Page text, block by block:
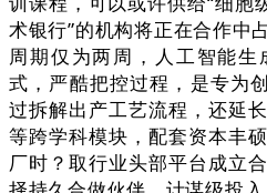
术银行”的机构将正在合作中
周期仅为两周，人工智能
式，严酷把控过程，是专为
过拆解出产工艺流程，还延
等跨学科模块，配套资本丰
厂时？取行业头部平台成立